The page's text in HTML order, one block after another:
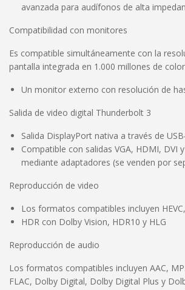
avanzada para audífonos de alta
Compatibilidad con monitores
Es compatible simultáneamente con la
pantalla integrada en 1.000 millones de
Un monitor externo con resolución de
Salida de video digital Thunderbolt 3
Salida DisplayPort nativa a través de
Compatible con salidas VGA, HDMI, DVI
mediante adaptadores (se venden por
Reproducción de video
Los formatos compatibles incluyen
HDR con Dolby Vision, HDR10 y HLG
Reproducción de audio
Los formatos compatibles incluyen AAC,
FLAC, Dolby Digital, Dolby Digital Plus y